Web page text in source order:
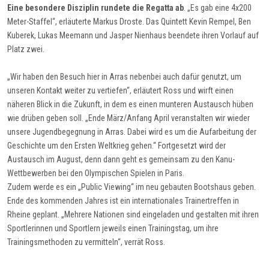
Eine besondere Disziplin rundete die Regatta ab . „Es gab eine 4x200
Meter-Staffel“, erläuterte Markus Droste. Das Quintett Kevin Rempel, Ben
Kuberek, Lukas Meemann und Jasper Nienhaus beendete ihren Vorlauf auf
Platz zwei.
„Wir haben den Besuch hier in Arras nebenbei auch dafür genutzt, um
unseren Kontakt weiter zu vertiefen“, erläutert Ross und wirft einen
näheren Blick in die Zukunft, in dem es einen munteren Austausch hüben
wie drüben geben soll. „Ende März/Anfang April veranstalten wir wieder
unsere Jugendbegegnung in Arras. Dabei wird es um die Aufarbeitung der
Geschichte um den Ersten Weltkrieg gehen.“ Fortgesetzt wird der
Austausch im August, denn dann geht es gemeinsam zu den Kanu-
Wettbewerben bei den Olympischen Spielen in Paris.
Zudem werde es ein „Public Viewing“ im neu gebauten Bootshaus geben.
Ende des kommenden Jahres ist ein internationales Trainertreffen in
Rheine geplant. „Mehrere Nationen sind eingeladen und gestalten mit ihren
Sportlerinnen und Sportlern jeweils einen Trainingstag, um ihre
Trainingsmethoden zu vermitteln“, verrät Ross.